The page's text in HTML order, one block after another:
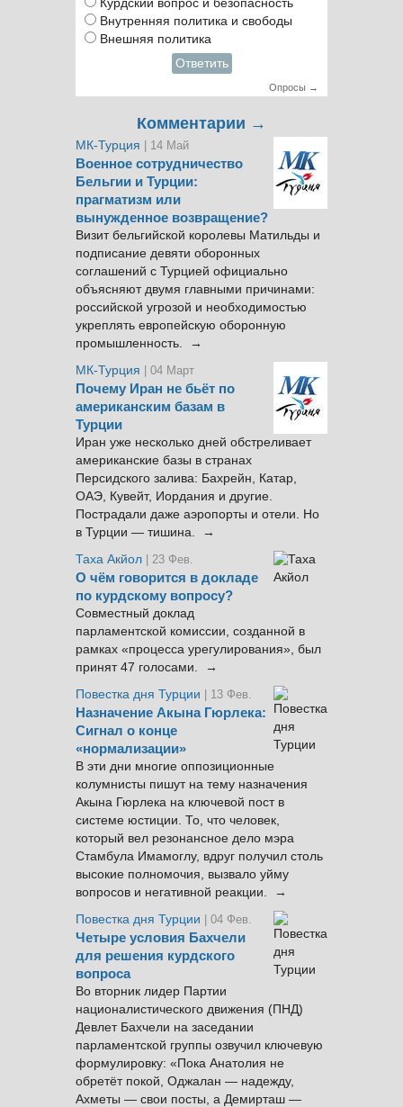
Курдский вопрос и безопасность
Внутренняя политика и свободы
Внешняя политика
Ответить
Опросы →
Комментарии →
МК-Турция | 14 Май
Военное сотрудничество
Бельгии и Турции:
прагматизм или
вынужденное возвращение?
Визит бельгийской королевы Матильды и
подписание девяти оборонных
соглашений с Турцией официально
объясняют двумя главными причинами:
российской угрозой и необходимостью
укреплять европейскую оборонную
промышленность. →
МК-Турция
| 04 Март
Почему Иран не бьёт по
американским базам в
Турции
Иран уже несколько дней обстреливает
американские базы в странах
Персидского залива: Бахрейн, Катар,
ОАЭ, Кувейт, Иордания и другие.
Пострадали даже аэропорты и отели. Но
в Турции — тишина. →
Таха Акйол | 23 Фев.
О чём говорится в докладе
по курдскому вопросу?
Совместный доклад
парламентской комиссии, созданной в
рамках «процесса урегулирования», был
принят 47 голосами. →
Повестка дня Турции
| 13 Фев.
Назначение Акына Гюрлека:
Сигнал о конце
«нормализации»
В эти дни многие оппозиционные
колумнисты пишут на тему назначения
Акына Гюрлека на ключевой пост в
системе юстиции. То, что человек,
который вел резонансное дело мэра
Стамбула Имамоглу, вдруг получил столь
высокие полномочия, вызвало уйму
вопросов и негативной реакции. →
Повестка дня Турции
| 04 Фев.
Четыре условия Бахчели
для решения курдского
вопроса
Во вторник лидер Партии
националистического движения (ПНД)
Девлет Бахчели на заседании
парламентской группы озвучил ключевую
формулировку: «Пока Анатолия не
обретёт покой, Оджалан — надежду,
Ахметы — свои посты, а Демирташ —